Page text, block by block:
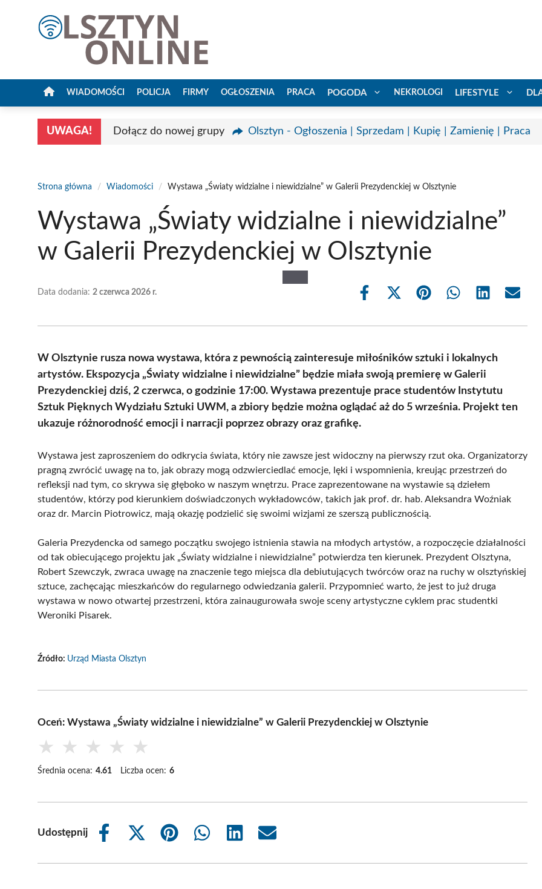
WIADOMOŚCI POLICJA FIRMY OGŁOSZENIA PRACA POGODA NEKROLOGI LIFESTYLE
UWAGA! Dołącz do nowej grupy Olsztyn - Ogłoszenia | Sprzedam | Kupię | Zamienię | Praca
Strona główna / Wiadomości / Wystawa „Światy widzialne i niewidzialne” w Galerii Prezydenckiej w Olsztynie
Wystawa „Światy widzialne i niewidzialne”
w Galerii Prezydenckiej w Olsztynie
Data dodania: 2 czerwca 2026 r.
Share
Share
(Twitter)
Share Share Share Share
W Olsztynie rusza nowa wystawa, która z pewnością zainteresuje miłośników sztuki i lokalnych
artystów. Ekspozycja „Światy widzialne i niewidzialne” będzie miała swoją premierę w Galerii
Prezydenckiej dziś, 2 czerwca, o godzinie 17:00. Wystawa prezentuje prace studentów Instytutu
Sztuk Pięknych Wydziału Sztuki UWM, a zbiory będzie można oglądać aż do 5 września. Projekt ten
ukazuje różnorodność emocji i narracji poprzez obrazy oraz grafikę.
Wystawa jest zaproszeniem do odkrycia świata, który nie zawsze jest widoczny na pierwszy rzut oka. Organizatorzy
pragną zwrócić uwagę na to, jak obrazy mogą odzwierciedlać emocje, lęki i wspomnienia, kreując przestrzeń do
refleksji nad tym, co skrywa się głęboko w naszym wnętrzu. Prace zaprezentowane na wystawie są dziełem
studentów, którzy pod kierunkiem doświadczonych wykładowców, takich jak prof. dr. hab. Aleksandra Woźniak
oraz dr. Marcin Piotrowicz, mają okazję podzielić się swoimi wizjami ze szerszą publicznością.
Galeria Prezydencka od samego początku swojego istnienia stawia na młodych artystów, a rozpoczęcie działalności
od tak obiecującego projektu jak „Światy widzialne i niewidzialne” potwierdza ten kierunek. Prezydent Olsztyna,
Robert Szewczyk, zwraca uwagę na znaczenie tego miejsca dla debiutujących twórców oraz na ruchy w olsztyńskiej
sztuce, zachęcając mieszkańców do regularnego odwiedzania galerii. Przypomnieć warto, że jest to już druga
wystawa w nowo otwartej przestrzeni, która zainaugurowała swoje sceny artystyczne cyklem prac studentki
Weroniki Pisarek.
Źródło: Urząd Miasta Olsztyn
Oceń: Wystawa „Światy widzialne i niewidzialne” w Galerii Prezydenckiej w Olsztynie
★ ★ ★ ★ ★
Średnia ocena: 4.61 Liczba ocen: 6
Udostępnij
Share
Share
(Twitter)
Share
Share
Share
Share